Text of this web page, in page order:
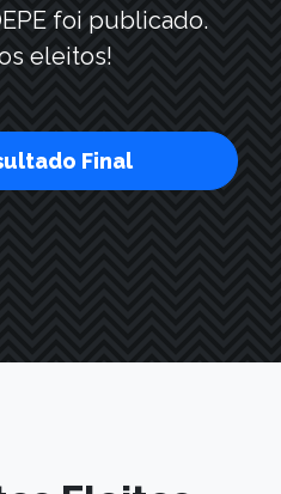
foi publicado.
eleitos!
Final